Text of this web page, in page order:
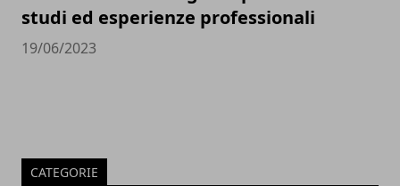
studi ed esperienze professionali
19/06/2023
CATEGORIE